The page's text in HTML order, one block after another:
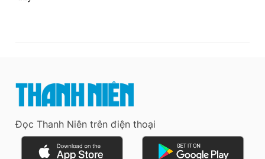
Đọc Thanh Niên trên điện thoại